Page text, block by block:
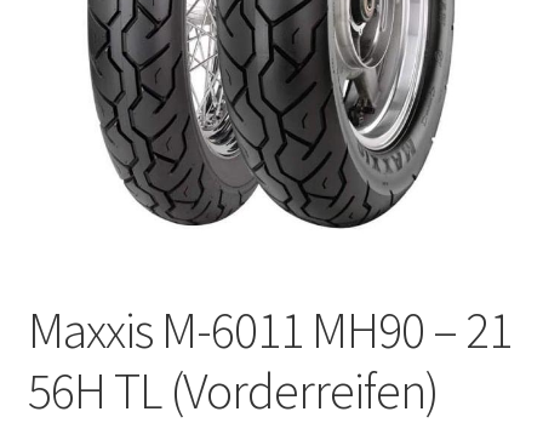
Maxxis M-6011 MH90 – 21
56H TL (Vorderreifen)